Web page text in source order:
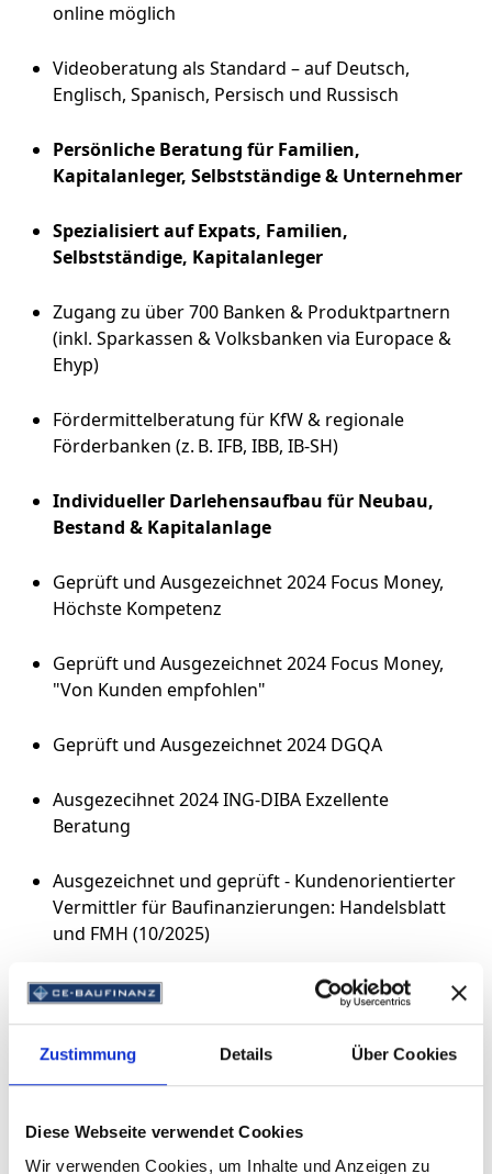
Zustimmung Details Über Cookies
Diese Webseite verwendet Cookies
Wir verwenden Cookies, um Inhalte und Anzeigen zu
online möglich
Videoberatung als Standard – auf Deutsch,
Englisch, Spanisch, Persisch und Russisch
Persönliche Beratung für Familien,
Kapitalanleger, Selbstständige & Unternehmer
Spezialisiert auf Expats, Familien,
Selbstständige, Kapitalanleger
Zugang zu über 700 Banken & Produktpartnern
(inkl. Sparkassen & Volksbanken via Europace &
Ehyp)
Fördermittelberatung für KfW & regionale
Förderbanken (z. B. IFB, IBB, IB-SH)
Individueller Darlehensaufbau für Neubau,
Bestand & Kapitalanlage
Geprüft und Ausgezeichnet 2024 Focus Money,
Höchste Kompetenz
Geprüft und Ausgezeichnet 2024 Focus Money,
"Von Kunden empfohlen"
Geprüft und Ausgezeichnet 2024 DGQA
Ausgezecihnet 2024 ING-DIBA Exzellente
Beratung
Ausgezeichnet und geprüft - Kundenorientierter
Vermittler für Baufinanzierungen: Handelsblatt
und FMH (10/2025)
Ausgezeichnet 2025 ING-DIBA Exzellente
Geprüft und Ausgezeichnet 2025 FMH
Baufinanzierungen